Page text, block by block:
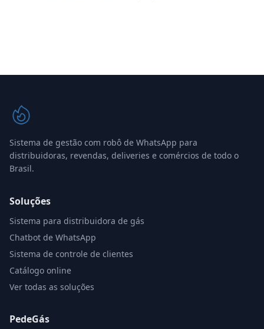
Sistema de gestão com robô de WhatsApp para
distribuidoras, revendas, deliveries e comércios de todo o
Brasil.
Soluções
Sistema para distribuidora de gás
Chatbot de WhatsApp
Sistema de controle de clientes
Catálogo online
Ver todas as soluções
PedeGás